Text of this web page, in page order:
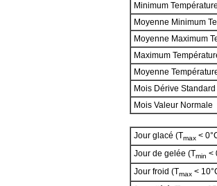
Minimum
Moyenne Minimum
Moyenne Maximum
Maximum
Moyenne
Mois Dérive Standard
Mois Valeur Normale
Jour glacé (Tmax<
Jour de gelée (Tmin <
Jour froid (Tmax<